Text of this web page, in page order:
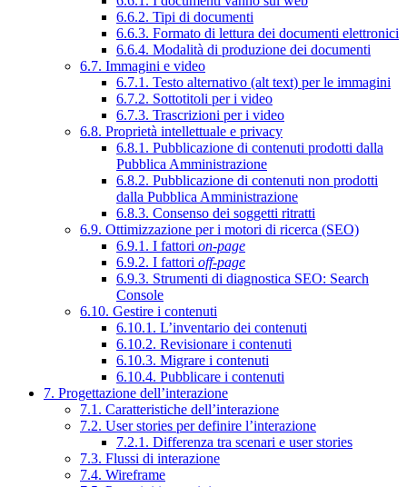
6.6.2. Tipi di documenti
6.6.3. Formato di lettura dei documenti elettronici
6.6.4. Modalità di produzione dei documenti
6.7. Immagini e video
6.7.1. Testo alternativo (alt text) per le immagini
6.7.2. Sottotitoli per i video
6.7.3. Trascrizioni per i video
6.8. Proprietà intellettuale e privacy
6.8.1. Pubblicazione di contenuti prodotti dalla
Pubblica Amministrazione
6.8.2. Pubblicazione di contenuti non prodotti
dalla Pubblica Amministrazione
6.8.3. Consenso dei soggetti ritratti
6.9. Ottimizzazione per i motori di ricerca (SEO)
6.9.1. I fattori on-page
6.9.2. I fattori off-page
6.9.3. Strumenti di diagnostica SEO: Search
Console
6.10. Gestire i contenuti
6.10.1. L’inventario dei contenuti
6.10.2. Revisionare i contenuti
6.10.3. Migrare i contenuti
6.10.4. Pubblicare i contenuti
7. Progettazione dell’interazione
7.1. Caratteristiche dell’interazione
7.2. User stories per definire l’interazione
7.2.1. Differenza tra scenari e user stories
7.3. Flussi di interazione
7.4. Wireframe